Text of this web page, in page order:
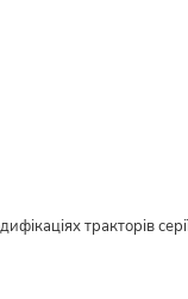
тракторів